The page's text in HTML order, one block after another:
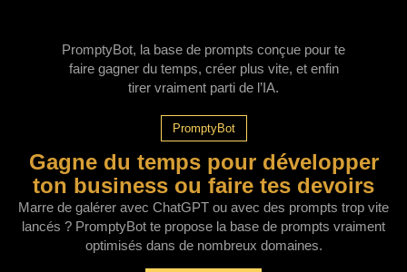
PromptyBot, la base de prompts conçue pour te
faire gagner du temps, créer plus vite, et enfin
tirer vraiment parti de l’IA.
PromptyBot
Gagne du temps pour développer
ton business ou faire tes devoirs
Marre de galérer avec ChatGPT ou avec des prompts trop vite
lancés ? PromptyBot te propose la base de prompts vraiment
optimisés dans de nombreux domaines.